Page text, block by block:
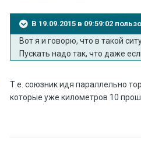
В 19.09.2015 в 09:59:02
Вот я и говорю, что в такой
Пускать надо так, что даже
Т.е. союзник идя параллельно
которые уже километров 10